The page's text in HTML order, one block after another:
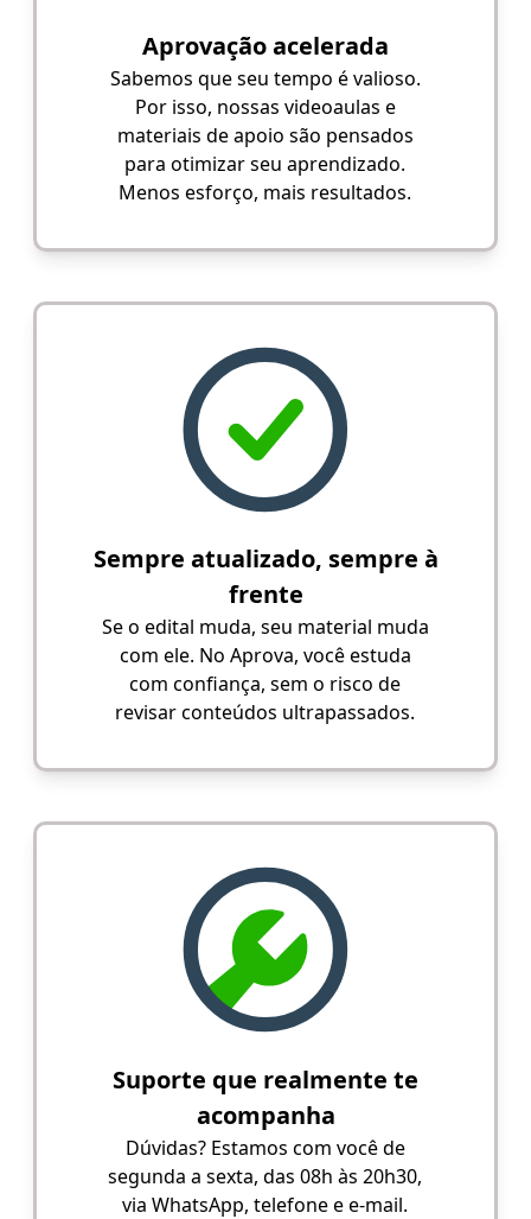
Aprovação acelerada
Sabemos que seu tempo é valioso.
Por isso, nossas videoaulas e
materiais de apoio são pensados
para otimizar seu aprendizado.
Menos esforço, mais resultados.
Sempre atualizado, sempre à
frente
Se o edital muda, seu material muda
com ele. No Aprova, você estuda
com confiança, sem o risco de
revisar conteúdos ultrapassados.
Suporte que realmente te
acompanha
Dúvidas? Estamos com você de
segunda a sexta, das 08h às 20h30,
via WhatsApp, telefone e e-mail.